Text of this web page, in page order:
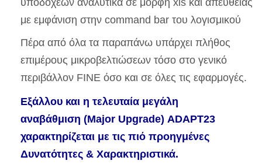
υποδοχέων αναλυτικά σε μορφή xls και απευθείας
με εμφάνιση στην command bar του λογισμικού
Πέρα από όλα τα παραπάνω υπάρχει πλήθος
επιμέρους μικροβελτιώσεων τόσο στο γενικό
περιβάλλον FINE όσο και σε όλες τις εφαρμογές.
Εξάλλου και η τελευταία μεγάλη
αναβάθμιση (Major Upgrade) ADAPT23
χαρακτηρίζεται με τις πιό προηγμένες
Δυνατότητες & Χαρακτηριστικά.